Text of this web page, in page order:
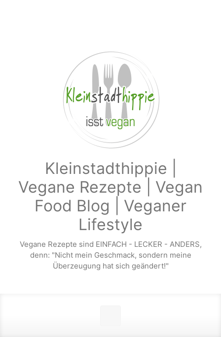
Kleinstadthippie |
Vegane Rezepte | Vegan
Food Blog | Veganer
Lifestyle
Vegane Rezepte sind EINFACH - LECKER - ANDERS,
denn: "Nicht mein Geschmack, sondern meine
Überzeugung hat sich geändert!"